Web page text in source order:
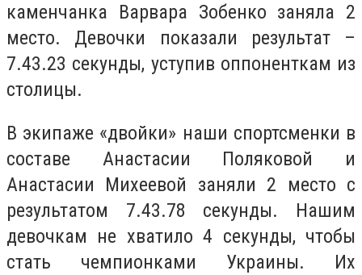
каменчанка Варвара Зобенко заняла 2
место. Девочки показали результат –
7.43.23 секунды, уступив оппоненткам из
столицы.
В экипаже «двойки» наши спортсменки в
составе Анастасии Поляковой и
Анастасии Михеевой заняли 2 место с
результатом 7.43.78 секунды. Нашим
девочкам не хватило 4 секунды, чтобы
стать чемпионками Украины. Их